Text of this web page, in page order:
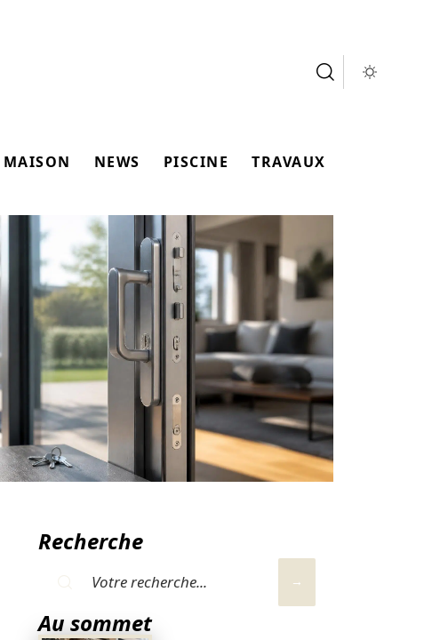
MAISON NEWS PISCINE TRAVAUX
Recherche
Au sommet